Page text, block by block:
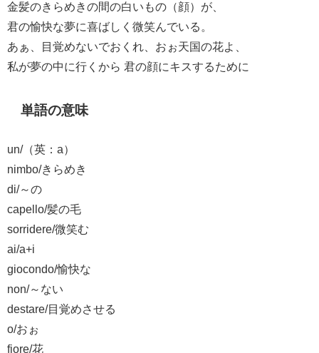
金髪のきらめきの間の白いもの（顔）が、
君の愉快な夢に喜ばしく微笑んでいる。
あぁ、目覚めないでおくれ、おぉ天国の花よ、
私が夢の中に行くから 君の顔にキスするために
単語の意味
un/（英：a）
nimbo/きらめき
di/～の
capello/髪の毛
sorridere/微笑む
ai/a+i
giocondo/愉快な
non/～ない
destare/目覚めさせる
o/おぉ
fiore/花